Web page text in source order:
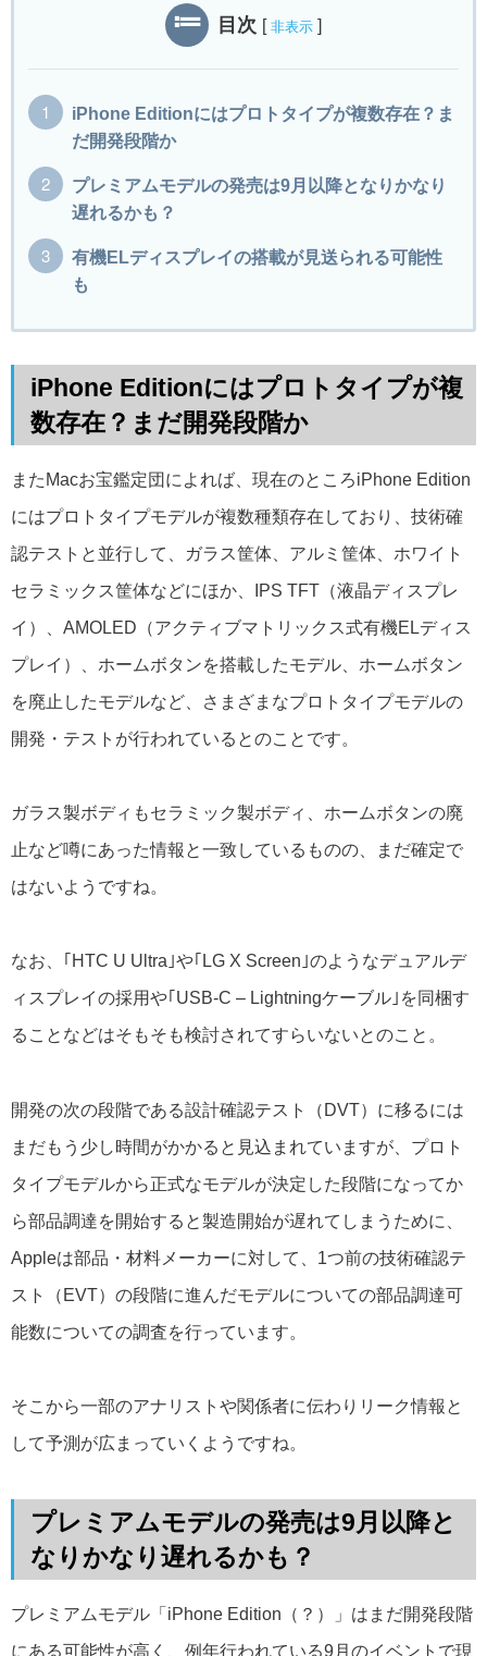
目次 [ 非表示 ]
iPhone Editionにはプロトタイプが複数存在？ま
だ開発段階か
プレミアムモデルの発売は9月以降となりかなり
遅れるかも？
有機ELディスプレイの搭載が見送られる可能性
も
iPhone Editionにはプロトタイプが複
数存在？まだ開発段階か
またMacお宝鑑定団によれば、現在のところiPhone Edition
にはプロトタイプモデルが複数種類存在しており、技術確
認テストと並行して、ガラス筐体、アルミ筐体、ホワイト
セラミックス筐体などにほか、IPS TFT（液晶ディスプレ
イ）、AMOLED（アクティブマトリックス式有機ELディス
プレイ）、ホームボタンを搭載したモデル、ホームボタン
を廃止したモデルなど、さまざまなプロトタイプモデルの
開発・テストが行われているとのことです。
ガラス製ボディもセラミック製ボディ、ホームボタンの廃
止など噂にあった情報と一致しているものの、まだ確定で
はないようですね。
なお、｢HTC U Ultra｣や｢LG X Screen｣のようなデュアルデ
ィスプレイの採用や｢USB-C – Lightningケーブル｣を同梱す
ることなどはそもそも検討されてすらいないとのこと。
開発の次の段階である設計確認テスト（DVT）に移るには
まだもう少し時間がかかると見込まれていますが、プロト
タイプモデルから正式なモデルが決定した段階になってか
ら部品調達を開始すると製造開始が遅れてしまうために、
Appleは部品・材料メーカーに対して、1つ前の技術確認テ
スト（EVT）の段階に進んだモデルについての部品調達可
能数についての調査を行っています。
そこから一部のアナリストや関係者に伝わりリーク情報と
して予測が広まっていくようですね。
プレミアムモデルの発売は9月以降と
なりかなり遅れるかも？
プレミアムモデル「iPhone Edition（？）」はまだ開発段階
にある可能性が高く、例年行われている9月のイベントで現